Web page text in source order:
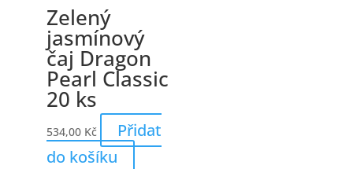
Zelený
jasmínový
čaj Dragon
Pearl Classic
20 ks
534,00 Kč
Přidat
do košíku